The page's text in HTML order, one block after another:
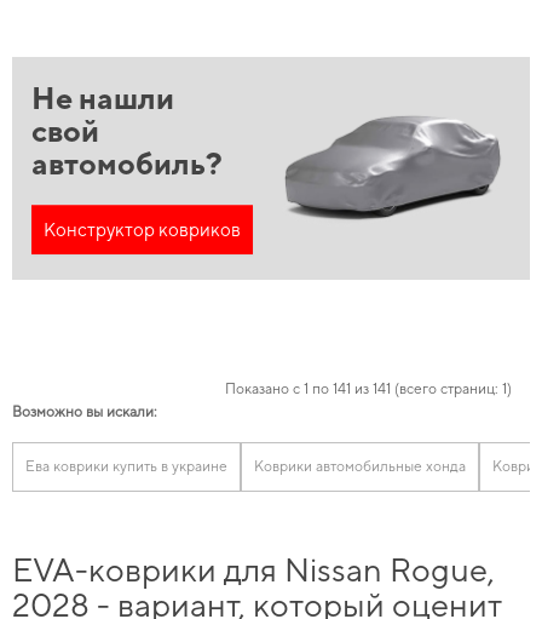
Не нашли
свой
автомобиль?
Конструктор ковриков
Показано с 1 по 141 из 141 (всего страниц: 1)
Возможно вы искали:
Ева коврики купить в украине Коврики автомобильные хонда
EVA-коврики для Nissan Rogue,
2028 - вариант, который оценит